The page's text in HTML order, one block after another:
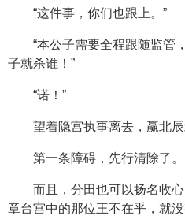
“这件事，你们也跟上。”
“本公子需要全程跟随监管
子就杀谁！”
“诺！”
望着隐宫执事离去，赢北
第一条障碍，先行清除了。
而且，分田也可以扬名收
章台宫中的那位王不在乎，就没